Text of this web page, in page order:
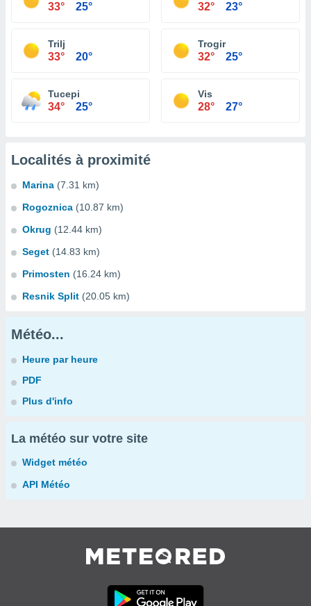
33° 25° 32° 23°
Trilj
33° 20°
Trogir
32° 25°
Tucepi
34° 25°
Vis
28° 27°
Localités à proximité
Marina (7.31 km)
Rogoznica (10.87 km)
Okrug (12.44 km)
Seget (14.83 km)
Primosten (16.24 km)
Resnik Split (20.05 km)
Météo...
Heure par heure
PDF
Plus d'info
La météo sur votre site
Widget météo
API Météo